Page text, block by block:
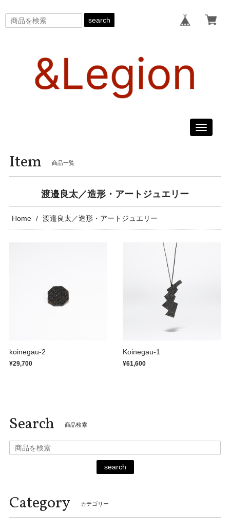
search
Toggle
Item 商品一覧
渡邉良太／造形・アートジュエリー
Home 渡邉良太／造形・アートジュエリー
koinegau-2
¥29,700
Koinegau-1
¥61,600
Search 商品検索
search
Category カテゴリー